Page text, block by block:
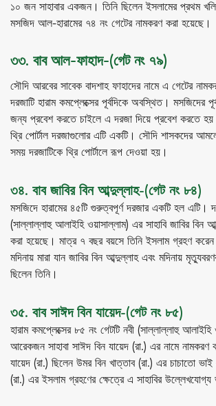
১০ জন সাহাবার একজন। তিনি ছিলেন ইসলামের প্রথম
মসজিদ আল-হারামের ৭৪ নং গেটের নামকরণ করা হয়েছে।
৩৩. বাব আল-ফাহাদ-(গেট নং ৭৯)
সৌদি আরবের সাবেক বাদশাহ ফাহাদের নামে এ গেটের
দরজাটি হারাম কমপ্লেক্সের পূর্বদিকে অবস্থিত। মসজিদের
জন্য প্রবেশ করতে চাইলে এ দরজা দিয়ে প্রবেশ করতে
থ্রি পোর্টাল দরজাগুলোর এটি একটি। সৌদি শাসকদের
সময় দরজাটিকে থ্রি পোর্টালে রূপ দেওয়া হয়।
৩৪. বাব জাবির বিন আব্দুল্লাহ-(গেট নং ৮৪)
মসজিদে হারামের ৪৫টি গুরুত্বপূর্ণ দরজার একটি হল এটি।
(সাল্লাল্লাহু আলাইহি ওয়াসাল্লাম) এর সাহাবি জাবির বিন
করা হয়েছে। মাত্র ৭ বছর বয়সে তিনি ইসলাম গ্রহণ
মদিনায় মারা যান জাবির বিন আব্দুল্লাহ এবং মদিনায়
ছিলেন তিনি।
৩৫. বাব সাঈদ বিন যায়েদ-(গেট নং ৮৫)
হারাম কমপ্লেক্সের ৮৫ নং গেটটি নবী (সাল্লাল্লাহু
আরেকজন সাহাবা সাঈদ বিন যায়েদ (রা.) এর নামে নামকরণ
যায়েদ (রা.) ছিলেন উমর বিন খাত্তাব (রা.) এর চাচাতো
(রা.) এর ইসলাম গ্রহণের ক্ষেত্রে এ সাহাবির উল্লেখযোগ্য